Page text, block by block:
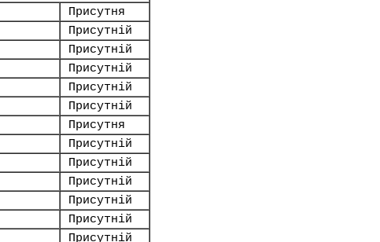
Присутня
Присутній
Присутній
Присутній
Присутній
Присутній
Присутня
Присутній
Присутній
Присутній
Присутній
Присутній
Присутній